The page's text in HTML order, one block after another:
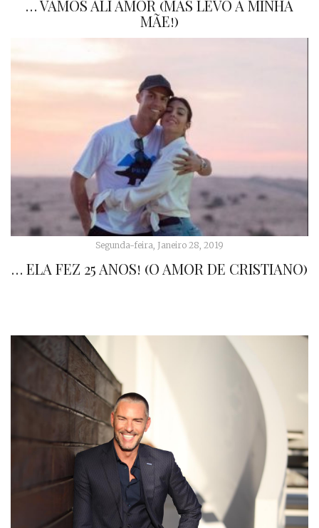
… VAMOS ALI AMOR (MAS LEVO A MINHA
MÃE!)
Segunda-feira, Janeiro 28, 2019
… ELA FEZ 25 ANOS! (O AMOR DE CRISTIANO)